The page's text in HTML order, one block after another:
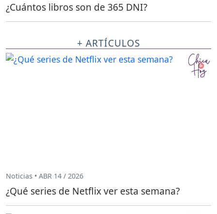
¿Cuántos libros son de 365 DNI?
+ ARTÍCULOS
Noticias • ABR 14 / 2026
¿Qué series de Netflix ver esta semana?